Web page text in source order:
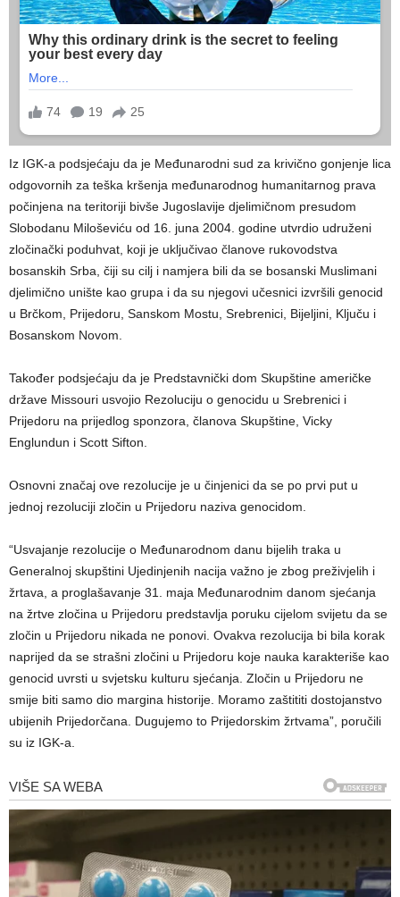
Iz IGK-a podsjećaju da je Međunarodni sud za krivično gonjenje lica
odgovornih za teška kršenja međunarodnog humanitarnog prava
počinjena na teritoriji bivše Jugoslavije djelimičnom presudom
Slobodanu Miloševiću od 16. juna 2004. godine utvrdio udruženi
zločinački poduhvat, koji je uključivao članove rukovodstva
bosanskih Srba, čiji su cilj i namjera bili da se bosanski Muslimani
djelimično unište kao grupa i da su njegovi učesnici izvršili genocid
u Brčkom, Prijedoru, Sanskom Mostu, Srebrenici, Bijeljini, Ključu i
Bosanskom Novom.
Također podsjećaju da je Predstavnički dom Skupštine američke
države Missouri usvojio Rezoluciju o genocidu u Srebrenici i
Prijedoru na prijedlog sponzora, članova Skupštine, Vicky
Englundun i Scott Sifton.
Osnovni značaj ove rezolucije je u činjenici da se po prvi put u
jednoj rezoluciji zločin u Prijedoru naziva genocidom.
“Usvajanje rezolucije o Međunarodnom danu bijelih traka u
Generalnoj skupštini Ujedinjenih nacija važno je zbog preživjelih i
žrtava, a proglašavanje 31. maja Međunarodnim danom sjećanja
na žrtve zločina u Prijedoru predstavlja poruku cijelom svijetu da se
zločin u Prijedoru nikada ne ponovi. Ovakva rezolucija bi bila korak
naprijed da se strašni zločini u Prijedoru koje nauka karakteriše kao
genocid uvrsti u svjetsku kulturu sjećanja. Zločin u Prijedoru ne
smije biti samo dio margina historije. Moramo zaštititi dostojanstvo
ubijenih Prijedorčana. Dugujemo to Prijedorskim žrtvama”, poručili
su iz IGK-a.